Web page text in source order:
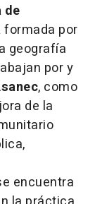
de
formada por
geografía
por y
, como
de la
encuentra